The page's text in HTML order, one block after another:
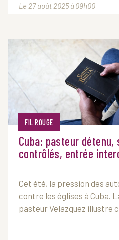
Le 27 août 2025 à 09h00
FIL ROUGE
Cuba: pasteur détenu,
contrôlés, entrée
Cet été, la pression des
contre les églises à Cuba.
pasteur Velazquez illustre